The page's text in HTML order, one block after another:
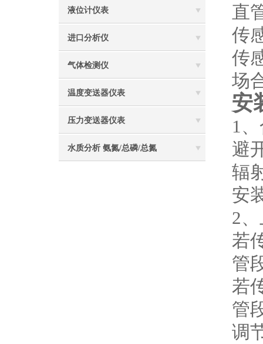
液位计仪表
进口分析仪
气体检测仪
温度变送器仪表
压力变送器仪表
水质分析 氨氮/总磷/总氮
直
传
传
场
安
1
避
辐
安
2
若
管
若
管
调